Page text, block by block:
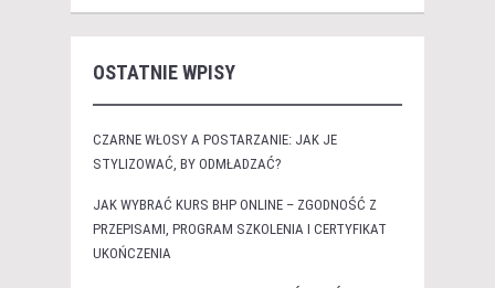
OSTATNIE WPISY
CZARNE WŁOSY A POSTARZANIE: JAK JE
STYLIZOWAĆ, BY ODMŁADZAĆ?
JAK WYBRAĆ KURS BHP ONLINE – ZGODNOŚĆ Z
PRZEPISAMI, PROGRAM SZKOLENIA I CERTYFIKAT
UKOŃCZENIA